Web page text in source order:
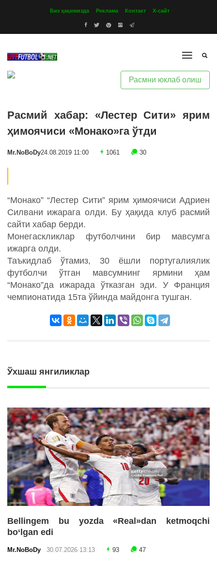
Биз ҳақимизда Реклама Контакт Х-сайт
Расмни юклаб олиш
Расмий хабар: «Лестер Сити» ярим
ҳимоячиси «Монако»га ўтди
Mr.NoBoDy24.08.2019 11:00 1061 30
“Монако” “Лестер Сити” ярим ҳимоячиси Адриен
Силвани ижарага олди. Бу ҳақида клуб расмий
сайти хабар берди.
Монегаскликлар футболчини бир мавсумга
ижарга олди.
Таъкидлаб ўтамиз, 30 ёшли португалиялик
футболчи ўтган мавсумнинг ярмини ҳам
“Монако”да ижарада ўтказган эди. У Франция
чемпионатида 15та ўйинда майдонга тушган.
Ўхшаш янгиликлар
Bellingem bu yozda «Real»dan ketmoqchi
bo‘lgan edi
Mr.NoBoDy 30.07.2026 13:13 93 47